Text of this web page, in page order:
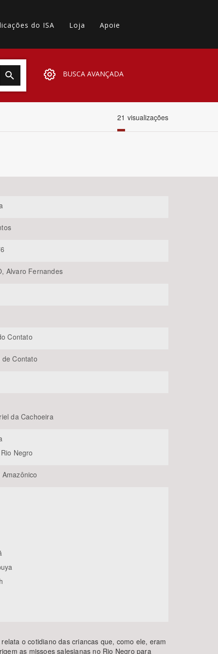
do ISA Loja Apoie
BUSCA AVANÇADA
21 visualizações
Alvaro Fernandes
Contato
de Contato
da Cachoeira
Negro
o cotidiano das criancas que, como ele, eram
as missoes salesianas no Rio Negro para